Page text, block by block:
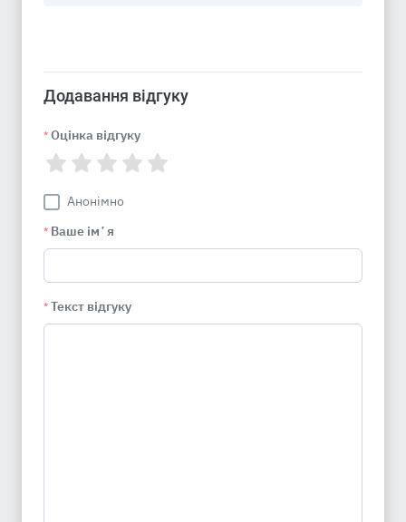
Додавання відгуку
* Оцінка відгуку
Анонімно
* Ваше імʼя
* Текст відгуку